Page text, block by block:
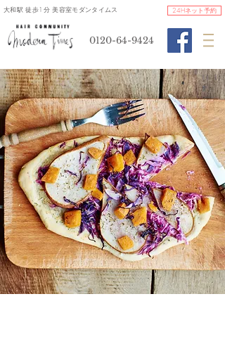
​大和駅 徒歩1分 美容室モダンタイムス
0120-64-9424
24Hネット予約